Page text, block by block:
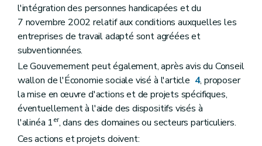
l'intégration des personnes handicapées et du
7 novembre 2002 relatif aux conditions auxquelles les
entreprises de travail adapté sont agréées et
subventionnées.
Le Gouvernement peut également, après avis du Conseil
wallon de l'Économie sociale visé à l'article 4, proposer
la mise en œuvre d'actions et de projets spécifiques,
éventuellement à l'aide des dispositifs visés à
l'alinéa 1er, dans des domaines ou secteurs particuliers.
Ces actions et projets doivent: